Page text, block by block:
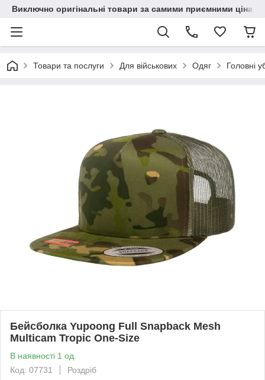
Виключно оригінальні товари за самими приємними
Товари та послуги Для військових Одяг Головні
Бейсболка Yupoong Full Snapback Mesh
Multicam Tropic One-Size
В наявності 1 од.
Код: 07731
Роздріб